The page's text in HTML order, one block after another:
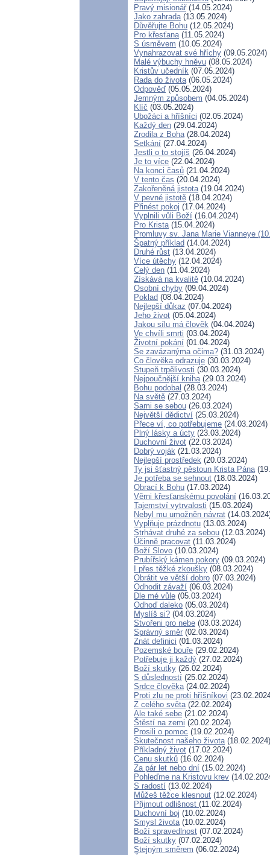
Pravý misionář(14.05.2024)
Jako zahrada(13.05.2024)
Důvěřujte Bohu (12.05.2024)
Pro křesťana(11.05.2024)
S úsměvem (10.05.2024)
Vynahrazovat své hříchy (09.05.2024)
Malé výbuchy hněvu (08.05.2024)
Kristův učedník (07.05.2024)
Rada do života(06.05.2024)
Odpověď (05.05.2024)
Jemným způsobem (04.05.2024)
Klíč (03.05.2024)
Ubožáci a hříšníci (02.05.2024)
Každý den (29.04.2024)
Zrodila z Boha(28.04.2024)
Setkání (27.04.2024)
Jestli o to stojíš (26.04.2024)
Je to více (22.04.2024)
Na konci časů (21.04.2024)
V tento čas (20.04.2024)
Zakořeněná jistota(19.04.2024)
V pevné jistotě (18.04.2024)
Přinést pokoj (17.04.2024)
Vyplnili vůli Boží (16.04.2024)
Pro Krista(15.04.2024)
Promluvy sv. Jana Marie Vianneye
Špatný příklad (14.04.2024)
Druhé růst (13.04.2024)
Více útěchy (12.04.2024)
Celý den (11.04.2024)
Získává na kvalitě (10.04.2024)
Osobní chyby (09.04.2024)
Poklad (08.04.2024)
Nejlepší důkaz (07.04.2024)
Jeho život (05.04.2024)
Jakou sílu má člověk (04.04.2024)
Ve chvíli smrti (03.04.2024)
Životní pokání (01.04.2024)
Se zavázanýma očima? (31.03.2024)
Co člověka odrazuje (30.03.2024)
Stupeň trpělivosti (30.03.2024)
Nejpoučnější kniha(29.03.2024)
Bohu podobal (28.03.2024)
Na světě (27.03.2024)
Sami se sebou (26.03.2024)
Největší dědictví (25.03.2024)
Přece ví, co potřebujeme (24.03.2024)
Plný lásky a úcty (23.03.2024)
Duchovní život (22.03.2024)
Dobrý voják (21.03.2024)
Nejlepší prostředek (20.03.2024)
Ty jsi šťastný pěstoun Krista Pána
Je potřeba se sehnout (18.03.2024)
Obrací k Bohu (17.03.2024)
Věrni křesťanskému povolání
Tajemství vytrvalosti (15.03.2024)
Nebyl mu umožněn návrat
Vyplňuje prázdnotu (13.03.2024)
Strhávat druhé za sebou (12.03.2024)
Účinně pracovat (11.03.2024)
Boží Slovo (10.03.2024)
Prubířský kámen pokory (09.03.2024)
I přes těžké zkoušky (08.03.2024)
Obrátit ve větší dobro (07.03.2024)
Odhodit závaží (06.03.2024)
Dle mé vůle (05.03.2024)
Odhoď daleko (05.03.2024)
Myslíš si? (04.03.2024)
Stvořeni pro nebe (03.03.2024)
Správný směr (02.03.2024)
Znát definici (01.03.2024)
Pozemské bouře (29.02.2024)
Potřebuje ji každý (27.02.2024)
Boží skutky (26.02.2024)
S důsledností (25.02.2024)
Srdce člověka(24.02.2024)
Proti zlu ne proti hříšníkovi
Z celého světa(22.02.2024)
Ale také sebe (21.02.2024)
Štěstí na zemi (20.02.2024)
Prosili o pomoc (19.02.2024)
Skutečnost našeho života(18.02.2024)
Příkladný život (17.02.2024)
Cenu skutků (16.02.2024)
Za pár let nebo dní (15.02.2024)
Pohleďme na Kristovu krev
S radostí (13.02.2024)
Můžeš těžce klesnout (12.02.2024)
Přijmout odlišnost (11.02.2024)
Duchovní boj (10.02.2024)
Smysl života(10.02.2024)
Boží spravedlnost (07.02.2024)
Boží skutky (07.02.2024)
Stejným směrem (06.02.2024)